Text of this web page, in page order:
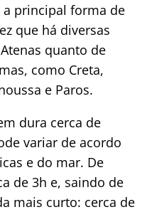
a principal forma de
que há diversas
quanto de
como Creta,
e Paros.
dura cerca de
variar de acordo
e do mar. De
de 3h e, saindo de
mais curto: cerca de